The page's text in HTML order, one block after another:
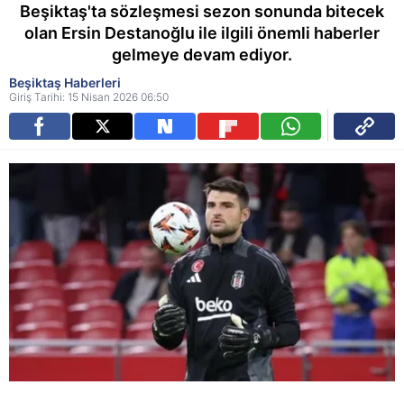
Beşiktaş'ta sözleşmesi sezon sonunda bitecek
olan Ersin Destanoğlu ile ilgili önemli haberler
gelmeye devam ediyor.
Beşiktaş Haberleri
Giriş Tarihi: 15 Nisan 2026 06:50